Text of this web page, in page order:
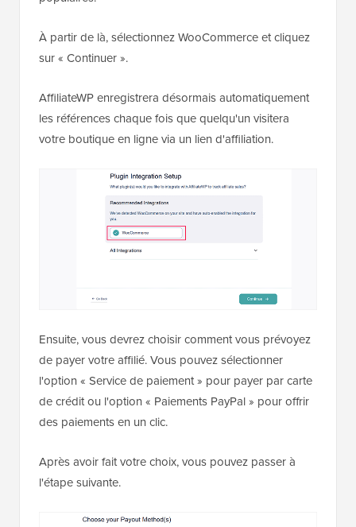
À partir de là, sélectionnez WooCommerce et cliquez
sur « Continuer ».
AffiliateWP enregistrera désormais automatiquement
les références chaque fois que quelqu'un visitera
votre boutique en ligne via un lien d'affiliation.
Ensuite, vous devrez choisir comment vous prévoyez
de payer votre affilié. Vous pouvez sélectionner
l'option « Service de paiement » pour payer par carte
de crédit ou l'option « Paiements PayPal » pour offrir
des paiements en un clic.
Après avoir fait votre choix, vous pouvez passer à
l'étape suivante.